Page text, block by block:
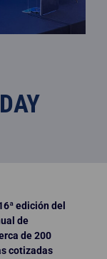
edición del
de
de 200
cotizadas